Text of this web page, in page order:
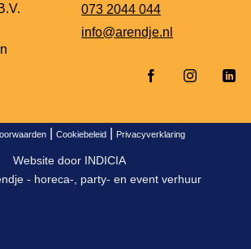
073 2044 044
info@arendje.nl
Cookiebeleid Privacyverklaring
Website door INDICIA
- horeca-, party- en event verhuur